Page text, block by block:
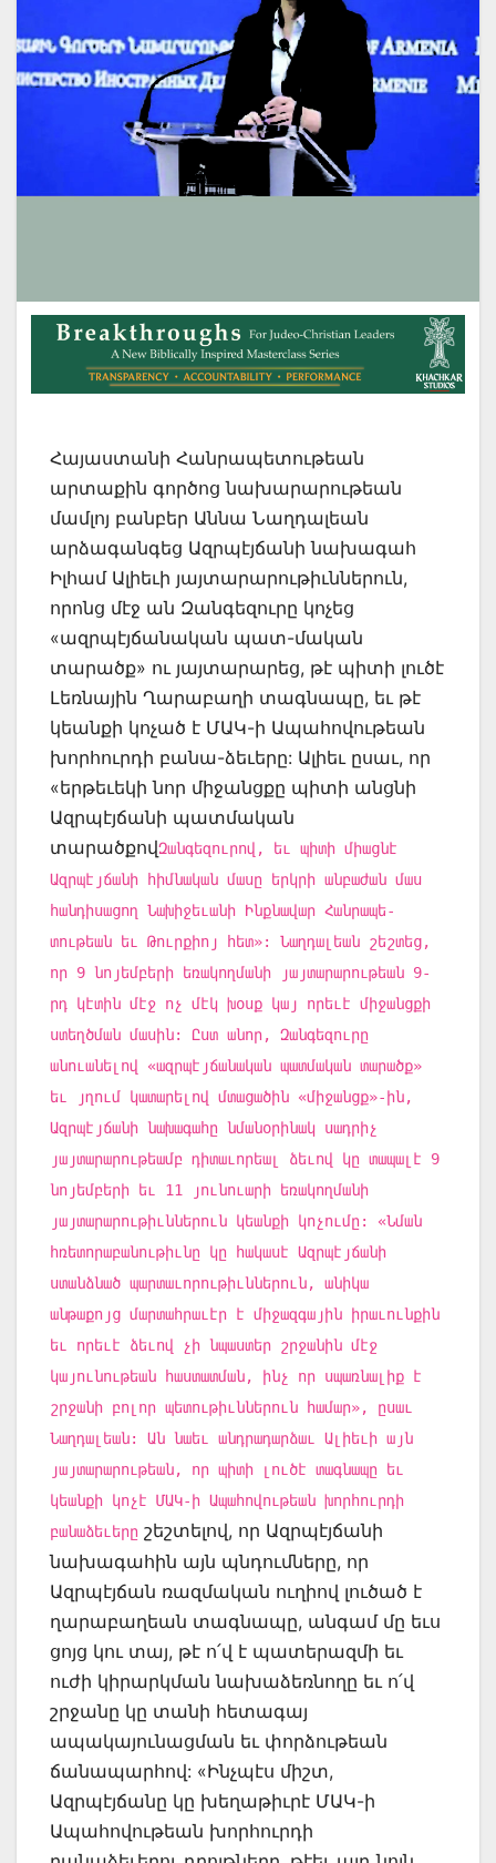
Հայաստանի Հանրապետութեան
արտաքին գործոց նախարարութեան
մամլոյ բանբեր Աննա Նաղդալեան
արձագանգեց Ազրպէյճանի նախագահ
Իլհամ Ալիեւի յայտարարութիւններուն,
որոնց մէջ ան Զանգեզուրը կոչեց
«ազրպէյճանական պատ-մական
տարածք» ու յայտարարեց, թէ պիտի լուծէ
Լեռնային Ղարաբաղի տագնապը, եւ թէ
կեանքի կոչած է ՄԱԿ-ի Ապահովութեան
խորհուրդի բանա-ձեւերը: Ալիեւ ըսաւ, որ
«երթեւեկի նոր միջանցքը պիտի անցնի
Ազրպէյճանի պատմական
տարածքովԶանգեզուրով, եւ պիտի միացնէ
Ազրպէյճանի հիմնական մասը երկրի անբաժան մաս
հանդիսացող Նախիջեւանի Ինքնավար Հանրապե-
տութեան եւ Թուրքիոյ հետ»: Նաղդալեան շեշտեց,
որ 9 նոյեմբերի եռակողմանի յայտարարութեան 9-
րդ կէտին մէջ ոչ մէկ խօսք կայ որեւէ միջանցքի
ստեղծման մասին: Ըստ անոր, Զանգեզուրը
անուանելով «ազրպէյճանական պատմական տարածք»
եւ յղում կատարելով մտացածին «միջանցք»-ին,
Ազրպէյճանի նախագահը նմանօրինակ սադրիչ
յայտարարութեամբ դիտաւորեալ ձեւով կը տապալէ 9
նոյեմբերի եւ 11 յունուարի եռակողմանի
յայտարարութիւններուն կեանքի կոչումը: «Նման
հռետորաբանութիւնը կը հակասէ Ազրպէյճանի
ստանձնած պարտաւորութիւններուն, անիկա
անթաքոյց մարտահրաւէր է միջազգային իրաւունքին
եւ որեւէ ձեւով չի նպաստեր շրջանին մէջ
կայունութեան հաստատման, ինչ որ սպառնալիք է
շրջանի բոլոր պետութիւններուն համար», ըսաւ
Նաղդալեան: Ան նաեւ անդրադարձաւ Ալիեւի այն
յայտարարութեան, որ պիտի լուծէ տագնապը եւ
կեանքի կոչէ ՄԱԿ-ի Ապահովութեան խորհուրդի
բանաձեւերը շեշտելով, որ Ազրպէյճանի
նախագահին այն պնդումները, որ
Ազրպէյճան ռազմական ուղիով լուծած է
ղարաբաղեան տագնապը, անգամ մը եւս
ցոյց կու տայ, թէ ո՛վ է պատերազմի եւ
ուժի կիրարկման նախաձեռնողը եւ ո՛վ
շրջանը կը տանի հետագայ
ապակայունացման եւ փորձութեան
ճանապարհով: «Ինչպէս միշտ,
Ազրպէյճանը կը խեղաթիւրէ ՄԱԿ-ի
Ապահովութեան խորհուրդի